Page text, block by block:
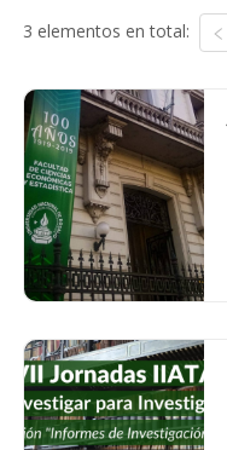
3 elementos en total: